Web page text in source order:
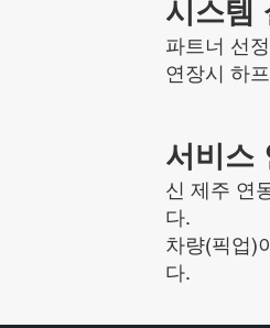
시스템
파트너 선
연장시 하
서비스
신 제주 연
다.
차량(픽업)
다.